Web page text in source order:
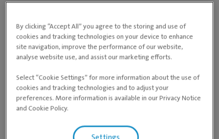
By clicking “Accept All” you agree to the storing and use of
cookies and tracking technologies on your device to enhance
site navigation, improve the performance of our website,
analyse website use, and assist our marketing efforts.
Select “Cookie Settings” for more information about the use of
cookies and tracking technologies and to adjust your
preferences. More information is available in our Privacy Notice
and Cookie Policy.
Settings